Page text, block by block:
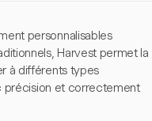
personnalisables
Harvest permet la
à différents types
précision et correctement